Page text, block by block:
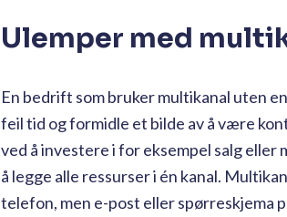
Ulemper med
En bedrift som bruker multikanal uten
feil tid og formidle et bilde av å være
ved å investere i for eksempel salg
å legge alle ressurser i én kanal.
telefon, men e-post eller spørreskjema